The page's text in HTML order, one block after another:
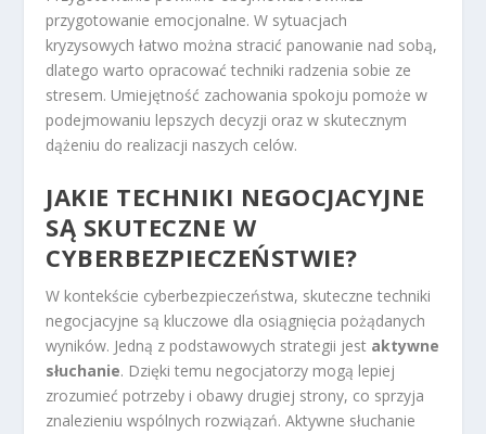
przygotowanie emocjonalne. W sytuacjach
kryzysowych łatwo można stracić panowanie nad sobą,
dlatego warto opracować techniki radzenia sobie ze
stresem. Umiejętność zachowania spokoju pomoże w
podejmowaniu lepszych decyzji oraz w skutecznym
dążeniu do realizacji naszych celów.
JAKIE TECHNIKI NEGOCJACYJNE
SĄ SKUTECZNE W
CYBERBEZPIECZEŃSTWIE?
W kontekście cyberbezpieczeństwa, skuteczne techniki
negocjacyjne są kluczowe dla osiągnięcia pożądanych
wyników. Jedną z podstawowych strategii jest aktywne
słuchanie. Dzięki temu negocjatorzy mogą lepiej
zrozumieć potrzeby i obawy drugiej strony, co sprzyja
znalezieniu wspólnych rozwiązań. Aktywne słuchanie